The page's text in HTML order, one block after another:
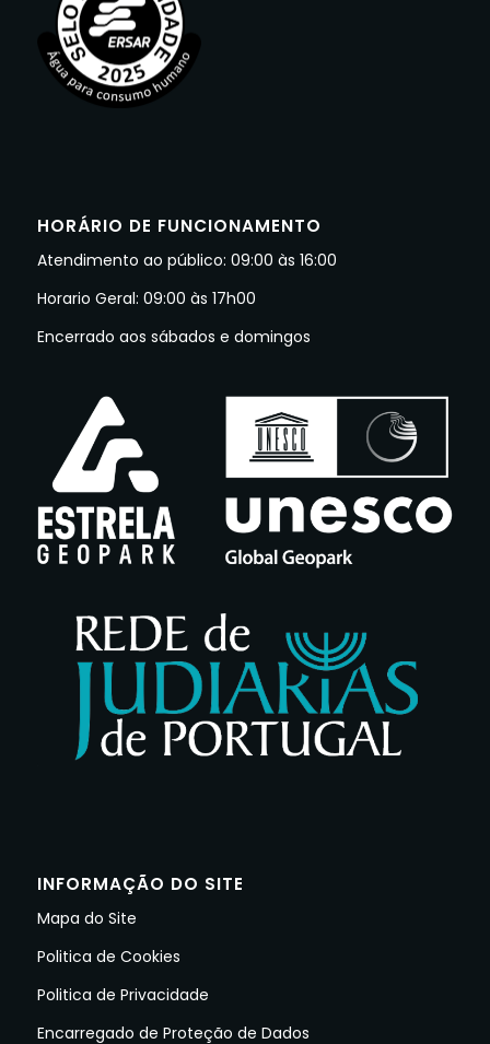
HORÁRIO DE FUNCIONAMENTO
Atendimento ao público: 09:00 às 16:00
Horario Geral: 09:00 às 17h00
Encerrado aos sábados e domingos
INFORMAÇÃO DO SITE
Mapa do Site
Politica de Cookies
Politica de Privacidade
Encarregado de Proteção de Dados